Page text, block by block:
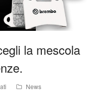
la mescola
News